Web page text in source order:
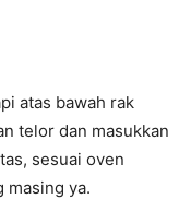
atas bawah rak
telor dan masukkan
sesuai oven
masing ya.